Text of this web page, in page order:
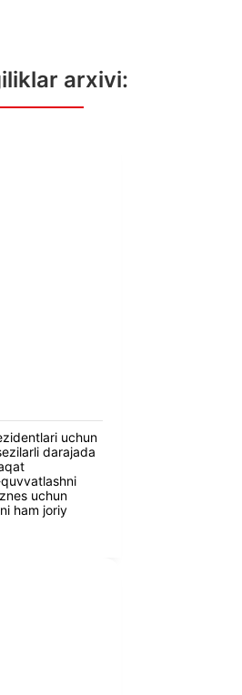
arxivi:
uchun
darajada
uchun
ham joriy